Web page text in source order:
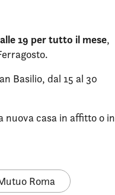
19 per tutto il mese,
Basilio, dal 15 al 30
nuova casa in affitto o in
Roma